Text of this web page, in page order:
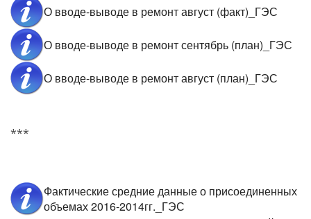
О вводе-выводе в ремонт август (факт)_ГЭС
О вводе-выводе в ремонт сентябрь (план)_ГЭС
О вводе-выводе в ремонт август (план)_ГЭС
***
Фактические средние данные о присоединенных
объемах 2016-2014гг._ГЭС